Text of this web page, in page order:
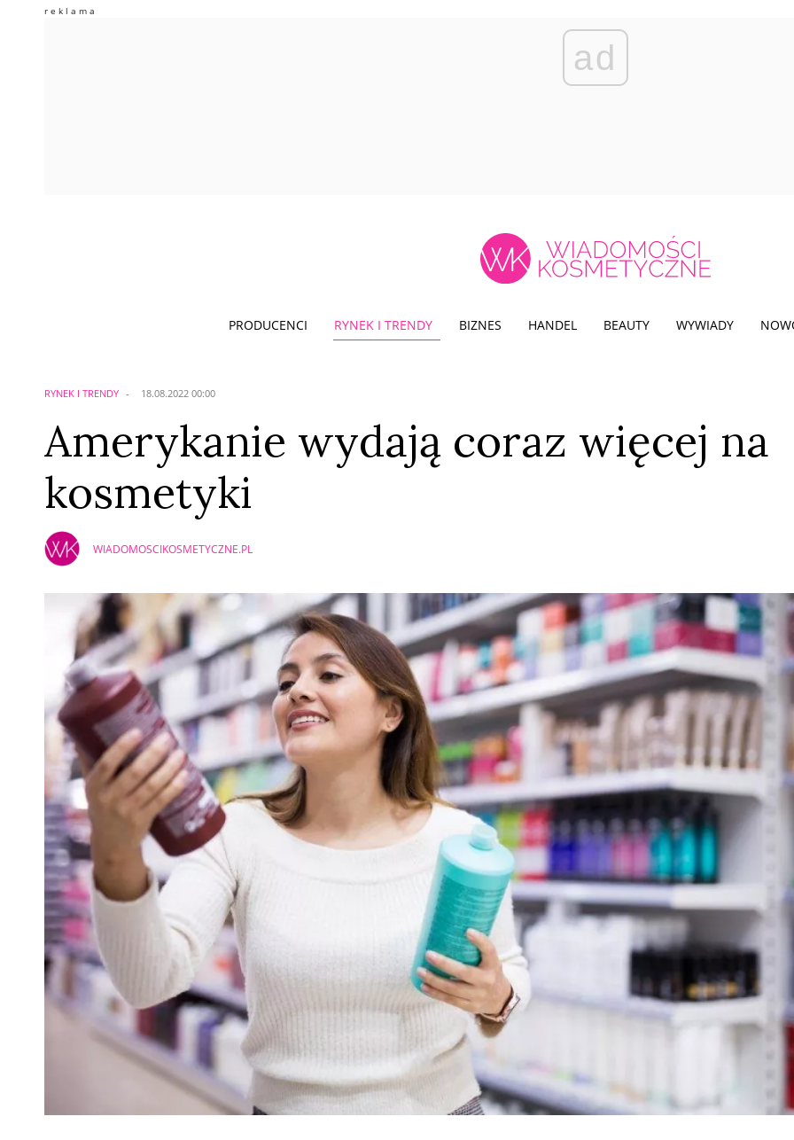
ad
PRODUCENCI RYNEK I TRENDY BIZNES HANDEL BEAUTY WYWIADY
RYNEK I TRENDY 18.08.2022 00:00
Amerykanie wydają coraz więcej na
kosmetyki
WIADOMOSCIKOSMETYCZNE.PL